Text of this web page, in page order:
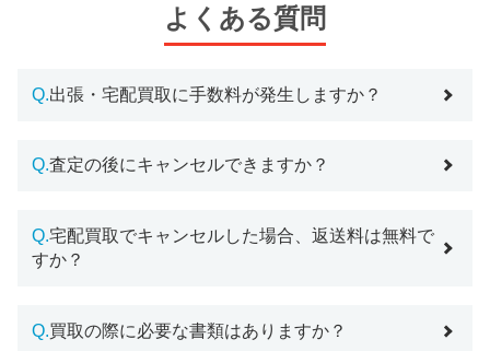
よくある質問
Q.出張・宅配買取に手数料が発生しますか？
Q.査定の後にキャンセルできますか？
Q.宅配買取でキャンセルした場合、返送料は無料で
すか？
Q.買取の際に必要な書類はありますか？